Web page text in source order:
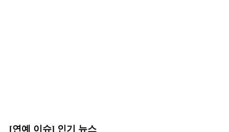
[연예 이슈] 인기 뉴스